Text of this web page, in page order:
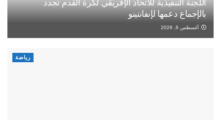
اللجنة التنفيذية للاتحاد الإفريقي لكرة القدم تجدد
بالإجماع دعمها لإنفانتينو
أغسطس 6, 2026
رياضة